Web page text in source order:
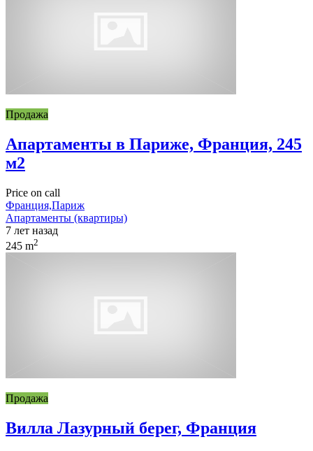
Продажа
Апартаменты в Париже, Франция, 245
м2
Price on call
Франция,Париж
Апартаменты (квартиры)
7 лет назад
245 m2
Продажа
Вилла Лазурный берег, Франция